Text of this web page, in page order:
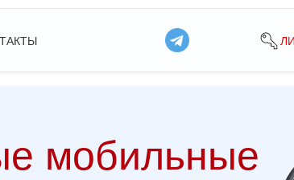
мобильные